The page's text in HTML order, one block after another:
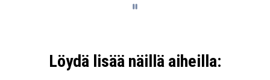
Löydä lisää näillä aiheilla: